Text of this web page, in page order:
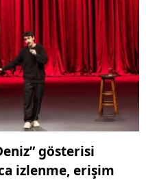
gösterisi
izlenme, erişim